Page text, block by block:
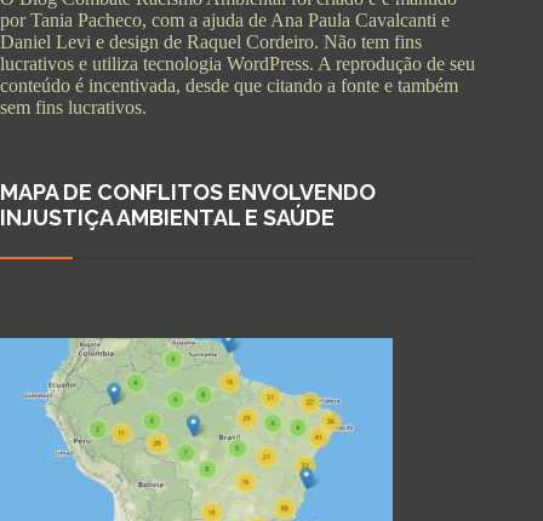
por Tania Pacheco, com a ajuda de Ana Paula Cavalcanti e
Daniel Levi e design de Raquel Cordeiro. Não tem fins
lucrativos e utiliza tecnologia WordPress. A reprodução de seu
conteúdo é incentivada, desde que citando a fonte e também
sem fins lucrativos.
MAPA DE CONFLITOS ENVOLVENDO
INJUSTIÇA AMBIENTAL E SAÚDE